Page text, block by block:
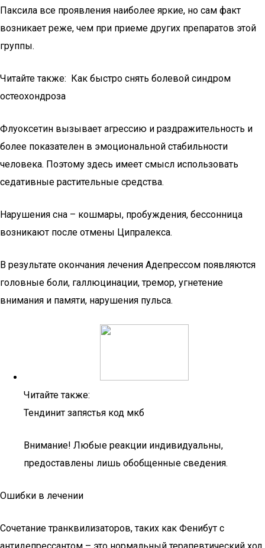
Паксила все проявления наиболее яркие, но сам факт
возникает реже, чем при приеме других препаратов этой
группы.
Читайте также: Как быстро снять болевой синдром
остеохондроза
Флуоксетин вызывает агрессию и раздражительность и
более показателен в эмоциональной стабильности
человека. Поэтому здесь имеет смысл использовать
седативные растительные средства.
Нарушения сна – кошмары, пробуждения, бессонница
возникают после отмены Ципралекса.
В результате окончания лечения Адепрессом появляются
головные боли, галлюцинации, тремор, угнетение
внимания и памяти, нарушения пульса.
Читайте также:
Тендинит запястья код мкб
Внимание! Любые реакции индивидуальны,
предоставлены лишь обобщенные сведения.
Ошибки в лечении
Сочетание транквилизаторов, таких как Фенибут с